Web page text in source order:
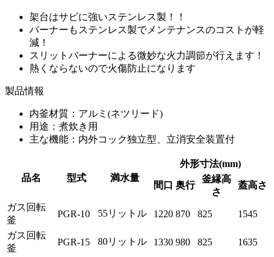
架台はサビに強いステンレス製！！
バーナーもステンレス製でメンテナンスのコストが軽
減！
スリットバーナーによる微妙な火力調節が行えます！
熱くならないので火傷防止になります
製品情報
内釜材質：アルミ(ネツリード)
用途：煮炊き用
主な機能：内外コック独立型、立消安全装置付
品名 型式 満水量
外形寸法(mm)
間口 奥行
釜縁高
さ
蓋高さ
ガス回転
釜
PGR-10 55リットル 1220 870 825 1545
ガス回転
釜
PGR-15 80リットル 1330 980 825 1635